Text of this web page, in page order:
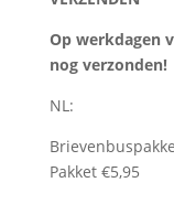
Op werkdagen
nog verzonden!
NL:
Pakket €5,95